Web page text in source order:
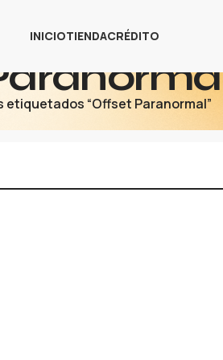
INICIOTIENDACRÉDITO
etiquetados “Offset Paranormal”